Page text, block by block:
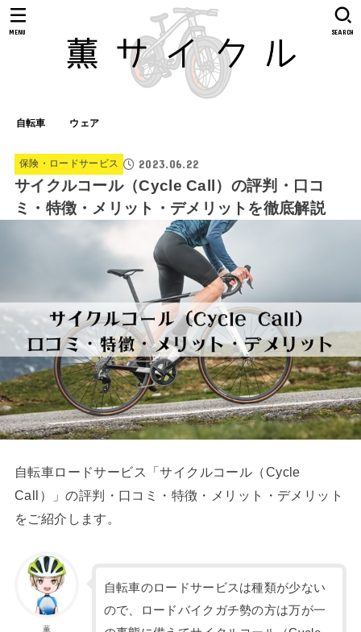
自転車 ウェア
SEARCH
MENU
保険・ロードサービス 2023.06.22
サイクルコール（Cycle Call）の評判・口コ
ミ・特徴・メリット・デメリットを徹底解説
自転車ロードサービス「サイクルコール（Cycle
Call）」の評判・口コミ・特徴・メリット・デメリット
をご紹介します。
薫
自転車のロードサービスは種類が少ない
ので、ロードバイクガチ勢の方は万が一